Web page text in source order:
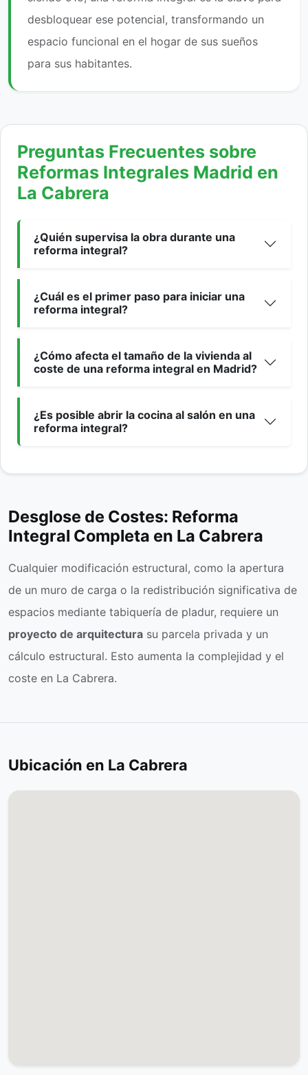
desbloquear ese potencial, transformando un
espacio funcional en el hogar de sus sueños
para sus habitantes.
Preguntas Frecuentes sobre
Reformas Integrales Madrid en
La Cabrera
¿Quién supervisa la obra durante una
reforma integral?
¿Cuál es el primer paso para iniciar una
reforma integral?
¿Cómo afecta el tamaño de la vivienda al
coste de una reforma integral en Madrid?
¿Es posible abrir la cocina al salón en una
reforma integral?
Desglose de Costes: Reforma
Integral Completa en La Cabrera
Cualquier modificación estructural, como la apertura
de un muro de carga o la redistribución significativa de
espacios mediante tabiquería de pladur, requiere un
proyecto de arquitectura su parcela privada y un
cálculo estructural. Esto aumenta la complejidad y el
coste en La Cabrera.
Ubicación en La Cabrera